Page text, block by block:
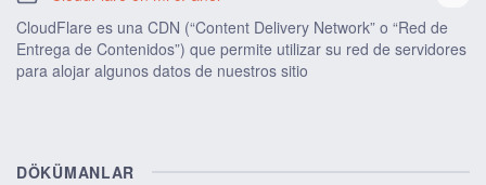
CloudFlare es una CDN (“Content Delivery Network” o “Red de
Entrega de Contenidos”) que permite utilizar su red de servidores
para alojar algunos datos de nuestros sitio
DÖKÜMANLAR